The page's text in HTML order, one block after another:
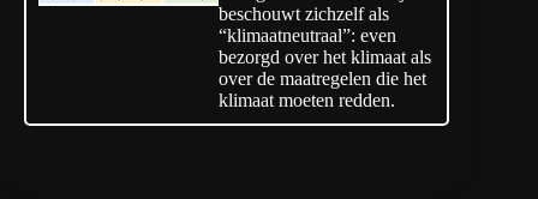
beschouwt zichzelf als
“klimaatneutraal”: even
bezorgd over het klimaat als
over de maatregelen die het
klimaat moeten redden.